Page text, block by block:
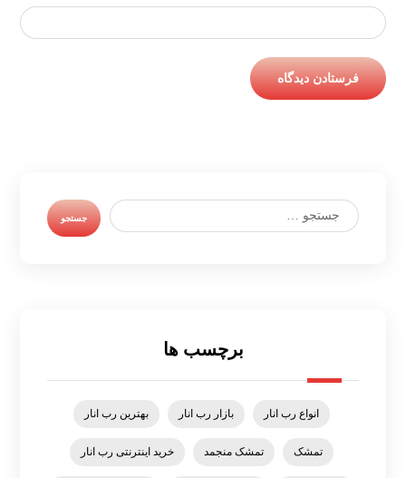
برچسب ها
انواع رب انار بازار رب انار بهترین رب انار
تمشک تمشک منجمد خرید اینترنتی رب انار